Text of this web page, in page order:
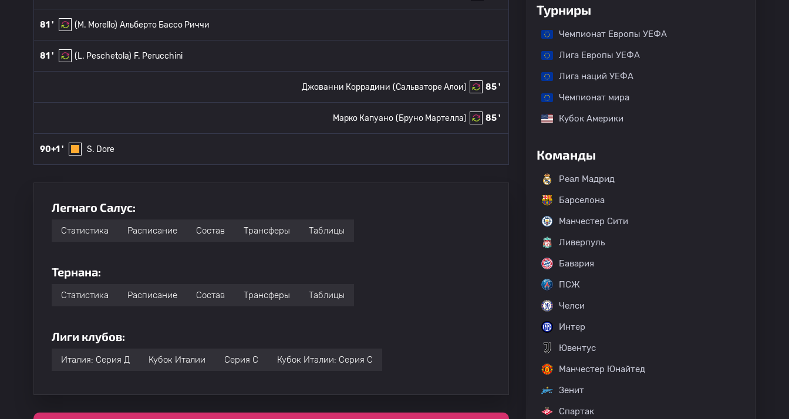
81 ' (M. Morello) Альберто Бассо Риччи
81 ' (L. Peschetola) F. Perucchini
85 '
(Сальваторе Алои)
Джованни Коррадини
85 '
(Бруно Мартелла)
Марко Капуано
90+1 ' S. Dore
Легнаго Салус:
Статистика Расписание Состав Трансферы Таблицы
Тернана:
Статистика Расписание Состав Трансферы Таблицы
Лиги клубов:
Италия: Серия Д Кубок Италии Серия C Кубок Италии: Серия C
Турниры
Чемпионат Европы УЕФА
Лига Европы УЕФА
Лига наций УЕФА
Чемпионат мира
Кубок Америки
Команды
Реал Мадрид
Барселона
Манчестер Сити
Ливерпуль
Бавария
ПСЖ
Челси
Интер
Ювентус
Манчестер Юнайтед
Зенит
Спартак